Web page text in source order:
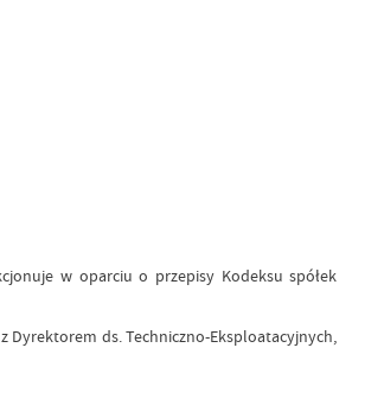
w oparciu o przepisy Kodeksu spółek
Dyrektorem ds. Techniczno-Eksploatacyjnych,